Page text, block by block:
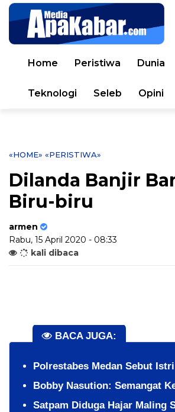
Home Peristiwa Dunia
Teknologi Seleb Opini
«HOME» «PERISTIWA»
Dilanda Banjir
Biru-biru
armen
Rabu, 15 April 2020 - 08:33
kali dibaca
BACA JUGA:
Polrestabes Medan Sebut
Bobby Nasution: Semangat
​Satpam Diduga Hajar Maling